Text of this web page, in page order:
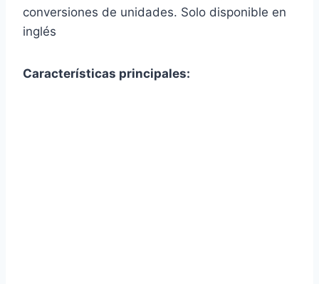
conversiones de unidades. Solo disponible en
inglés
Características principales: